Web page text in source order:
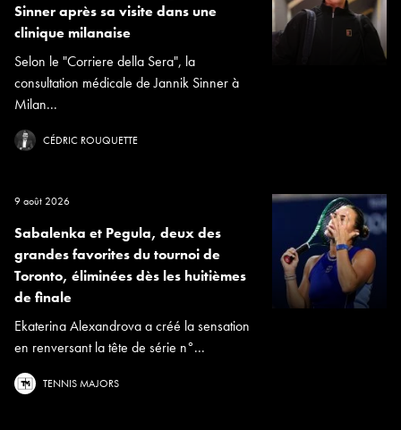
Sinner après sa visite dans une
clinique milanaise
Selon le "Corriere della Sera", la
consultation médicale de Jannik Sinner à
Milan...
CÉDRIC ROUQUETTE
9 août 2026
Sabalenka et Pegula, deux des
grandes favorites du tournoi de
Toronto, éliminées dès les huitièmes
de finale
Ekaterina Alexandrova a créé la sensation
en renversant la tête de série n°...
TENNIS MAJORS